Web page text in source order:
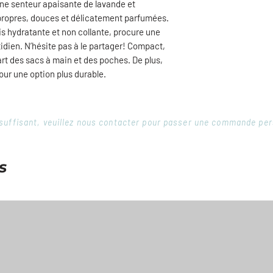
senteur apaisante de lavande et
douces et délicatement parfumées.
hydratante et non collante, procure une
N’hésite pas à le partager! Compact,
des sacs à main et des poches. De plus,
une option plus durable.
veuillez nous contacter pour passer une commande